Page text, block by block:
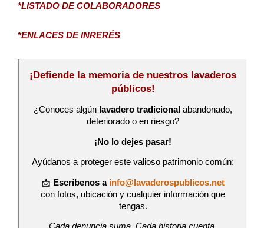
*LISTADO DE COLABORADORES
*ENLACES DE INRERÉS
¡Defiende la memoria de nuestros lavaderos
públicos!
¿Conoces algún lavadero tradicional abandonado,
deteriorado o en riesgo?
¡No lo dejes pasar!
Ayúdanos a proteger este valioso patrimonio común:
📩 Escríbenos a info@lavaderospublicos.net
con fotos, ubicación y cualquier información que
tengas.